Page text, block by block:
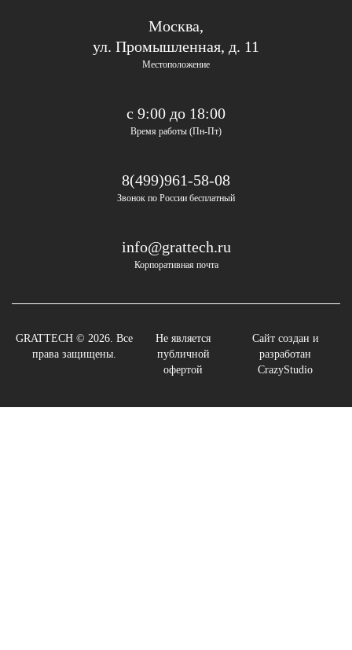
Москва,
ул. Промышленная, д. 11
Местоположение
с 9:00 до 18:00
Время работы (Пн-Пт)
8(499)961-58-08
Звонок по России бесплатный
info@grattech.ru
Корпоративная почта
GRATTECH © 2026. Все
права защищены.
Не является
публичной
офертой
Сайт создан и
разработан
CrazyStudio